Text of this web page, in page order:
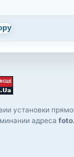
установки
адреса